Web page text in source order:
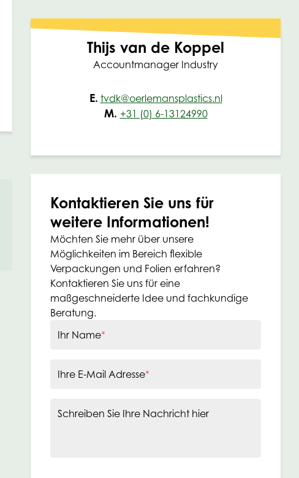
Thijs van de Koppel
Accountmanager Industry
E. tvdk@oerlemansplastics.nl
M. +31 (0) 6-13124990
Kontaktieren Sie uns für
weitere Informationen!
Möchten Sie mehr über unsere
Möglichkeiten im Bereich flexible
Verpackungen und Folien erfahren?
Kontaktieren Sie uns für eine
maßgeschneiderte Idee und fachkundige
Beratung.
Ihr Name*
Ihre E-Mail Adresse*
Schreiben Sie Ihre Nachricht hier